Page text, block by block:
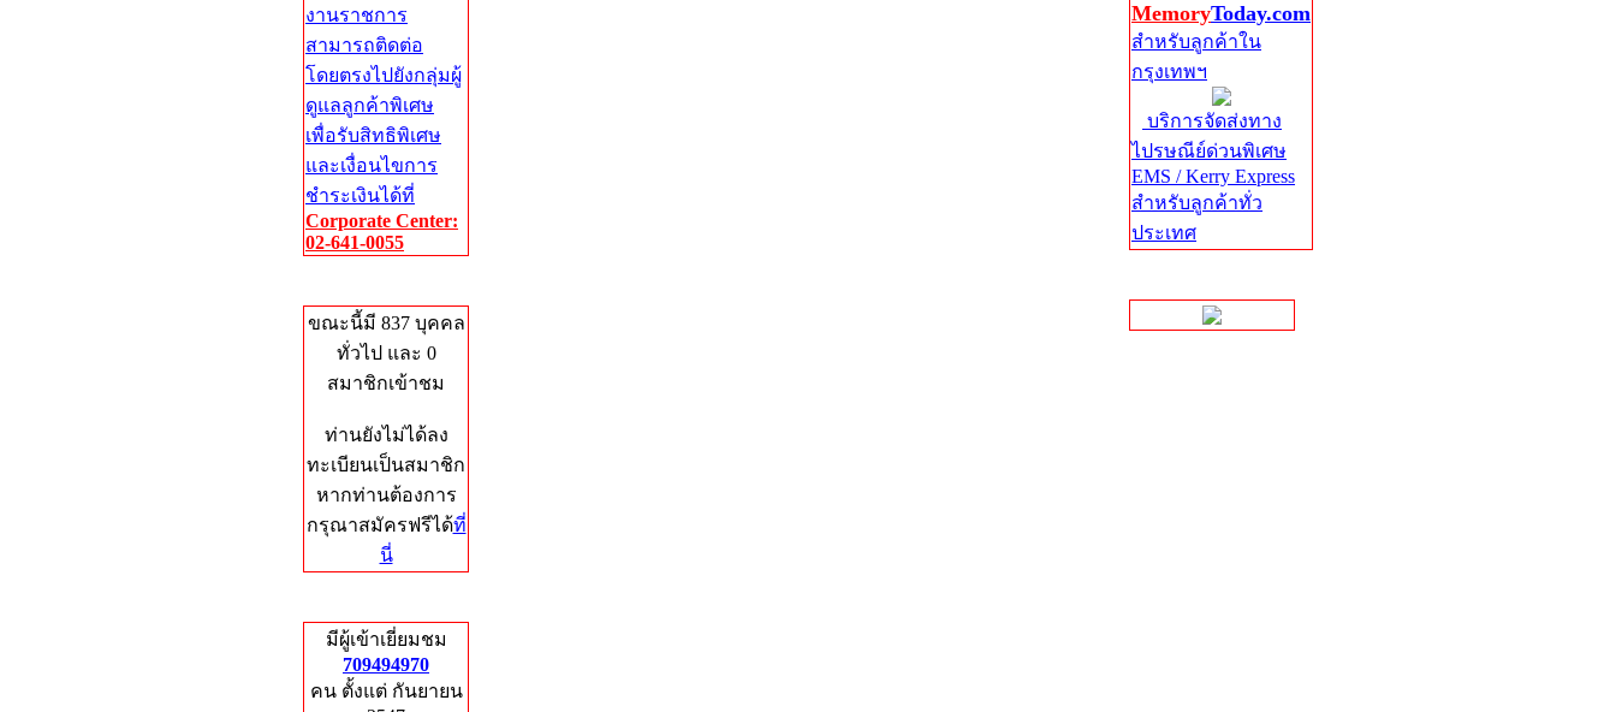
งานราชการ
สามารถติดต่อ
โดยตรงไปยังกลุ่มผู้
ดูแลลูกค้าพิเศษ
เพื่อรับสิทธิพิเศษ
และเงื่อนไขการ
ชำระเงินได้ที่
Corporate Center:
02-641-0055
ขณะนี้มี 837 บุคคล
ทั่วไป และ 0
สมาชิกเข้าชม
ท่านยังไม่ได้ลง
ทะเบียนเป็นสมาชิก
หากท่านต้องการ
กรุณาสมัครฟรีได้ที่
นี่
มีผู้เข้าเยี่ยมชม
709494970
คน ตั้งแต่ กันยายน
MemoryToday.com
สำหรับลูกค้าใน
กรุงเทพฯ
บริการจัดส่งทาง
ไปรษณีย์ด่วนพิเศษ
EMS / Kerry Express
สำหรับลูกค้าทั่ว
ประเทศ